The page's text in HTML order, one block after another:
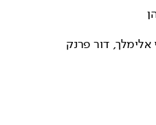
אלימלך, דור פרנק